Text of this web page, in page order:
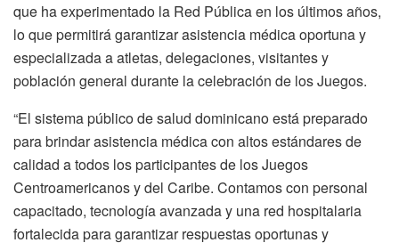
que ha experimentado la Red Pública en los últimos años,
lo que permitirá garantizar asistencia médica oportuna y
especializada a atletas, delegaciones, visitantes y
población general durante la celebración de los Juegos.
“El sistema público de salud dominicano está preparado
para brindar asistencia médica con altos estándares de
calidad a todos los participantes de los Juegos
Centroamericanos y del Caribe. Contamos con personal
capacitado, tecnología avanzada y una red hospitalaria
fortalecida para garantizar respuestas oportunas y